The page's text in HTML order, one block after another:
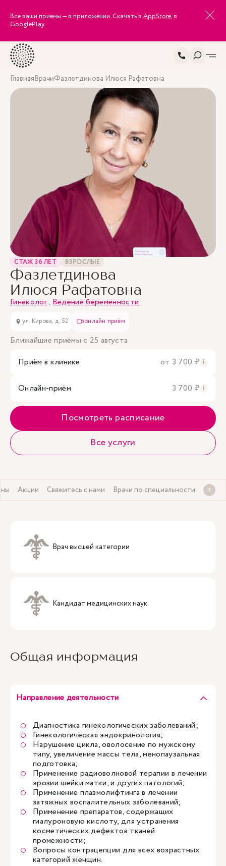
Все ваши приемы — в приложении. Скачать в AppStore, в
GooglePlay.
ГлавнаяВрачиФазлетдинова Илюся Рафатовна
СТАЖ 36 ЛЕТ ВЗРОСЛЫЕ
Фазлетдинова
Илюся Рафатовна
Гинеколог,Ведение беременности
ул. Кирова, д. 52 онлайн приём
Ближайшие приёмы с 25 августа
Приём в клинике
от 3 700 ₽ i
Онлайн-приём 3 700 ₽ i
Посмотреть расписание
Все услуги
Акции Свяжитесь с нами Врачи по специальности
Врач высшей категории
Кандидат медицинских наук
Общая информация
Направление деятельности
Диагностика гинекологических заболеваний;
Гинекологическая эндокринология;
Нарушение цикла, оволосение по мужскому
типу, увеличение массы тела, менопаузальная
подготовка;
Применение радиоволновой терапии в лечении
эрозии шейки матки, и других патологий;
Применение плазмолифтинга в лечении
затяжных воспалительных заболеваний;
Применение препаратов, содержащих
гиалуроновую кислоту, для устранения
косметических дефектов тканей
промежности;
Вопросы контрацепции для всех возрастных
категорий женщин.